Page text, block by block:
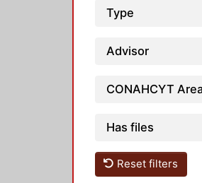
Type
Advisor
CONAHCYT
Has files
Reset filters